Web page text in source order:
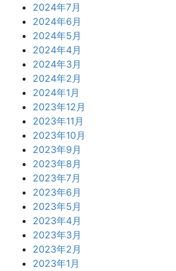
2024年7月
2024年6月
2024年5月
2024年4月
2024年3月
2024年2月
2024年1月
2023年12月
2023年11月
2023年10月
2023年9月
2023年8月
2023年7月
2023年6月
2023年5月
2023年4月
2023年3月
2023年2月
2023年1月